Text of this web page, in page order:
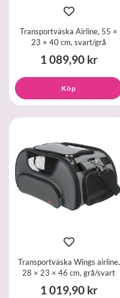
Transportväska Airline, 55 ×
23 × 40 cm, svart/grå
1 089,90 kr
Köp
Transportväska Wings airline,
28 × 23 × 46 cm, grå/svart
1 019,90 kr